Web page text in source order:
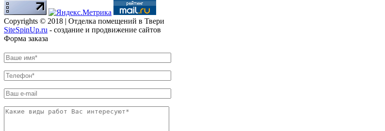
Copyrights © 2018 | Отделка помещений в Твери
SiteSpinUp.ru - создание и продвижение сайтов
Форма заказа